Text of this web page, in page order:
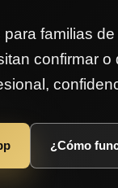
familias de
confirmar
¿Cómo